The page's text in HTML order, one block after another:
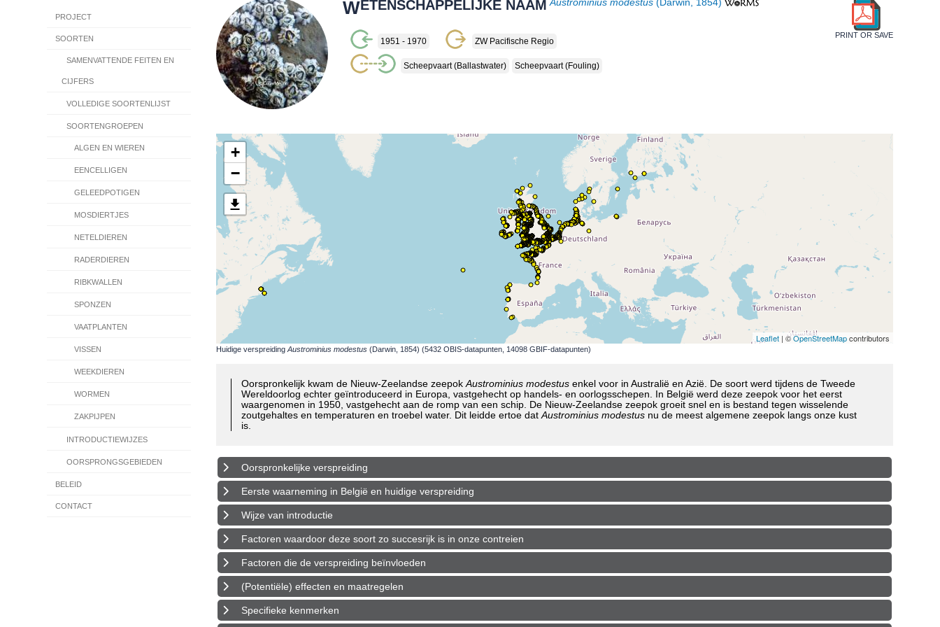
Hoofdnavigatie
PROJECT
SOORTEN
SAMENVATTENDE FEITEN EN
CIJFERS
VOLLEDIGE SOORTENLIJST
SOORTENGROEPEN
ALGEN EN WIEREN
EENCELLIGEN
GELEEDPOTIGEN
MOSDIERTJES
NETELDIEREN
RADERDIEREN
RIBKWALLEN
SPONZEN
VAATPLANTEN
VISSEN
WEEKDIEREN
WORMEN
ZAKPIJPEN
INTRODUCTIEWIJZES
OORSPRONGSGEBIEDEN
BELEID
CONTACT
PRINT OR SAVE
WETENSCHAPPELIJKE NAAM Austrominius modestus (Darwin, 1854)
1951 - 1970 ZW Pacifische Regio
Scheepvaart (ballastwater) Scheepvaart (fouling)
+
−
Leaflet| ©OpenStreetMapcontributors
Huidige verspreidingAustrominius modestus (Darwin, 1854) (5432 OBIS-datapunten, 14098 GBIF-datapunten)
Oorspronkelijk kwam de Nieuw-Zeelandse zeepokAustrominius modestus enkel voor in Australië en Azië. De soort werd tijdens de Tweede
Wereldoorlog echter geïntroduceerd in Europa, vastgehecht op handels- en oorlogsschepen. In België werd deze zeepok voor het eerst
waargenomen in 1950, vastgehecht aan de romp van een schip. De Nieuw-Zeelandse zeepok groeit snel en is bestand tegen wisselende
zoutgehaltes en temperaturen en troebel water. Dit leidde ertoe datAustrominius modestus nu de meest algemene zeepok langs onze kust
is.
Oorspronkelijke verspreiding
Eerste waarneming in België en huidige verspreiding
Wijze van introductie
Factoren waardoor deze soort zo succesrijk is in onze contreien
Factoren die de verspreiding beïnvloeden
(Potentiële) effecten en maatregelen
Specifieke kenmerken